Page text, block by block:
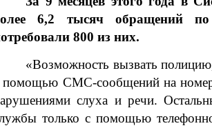
6,2 тысяч обращений
800 из них.
«Возможность вызвать
помощью СМС-сообщений на номер
слуха и речи.
только с помощью